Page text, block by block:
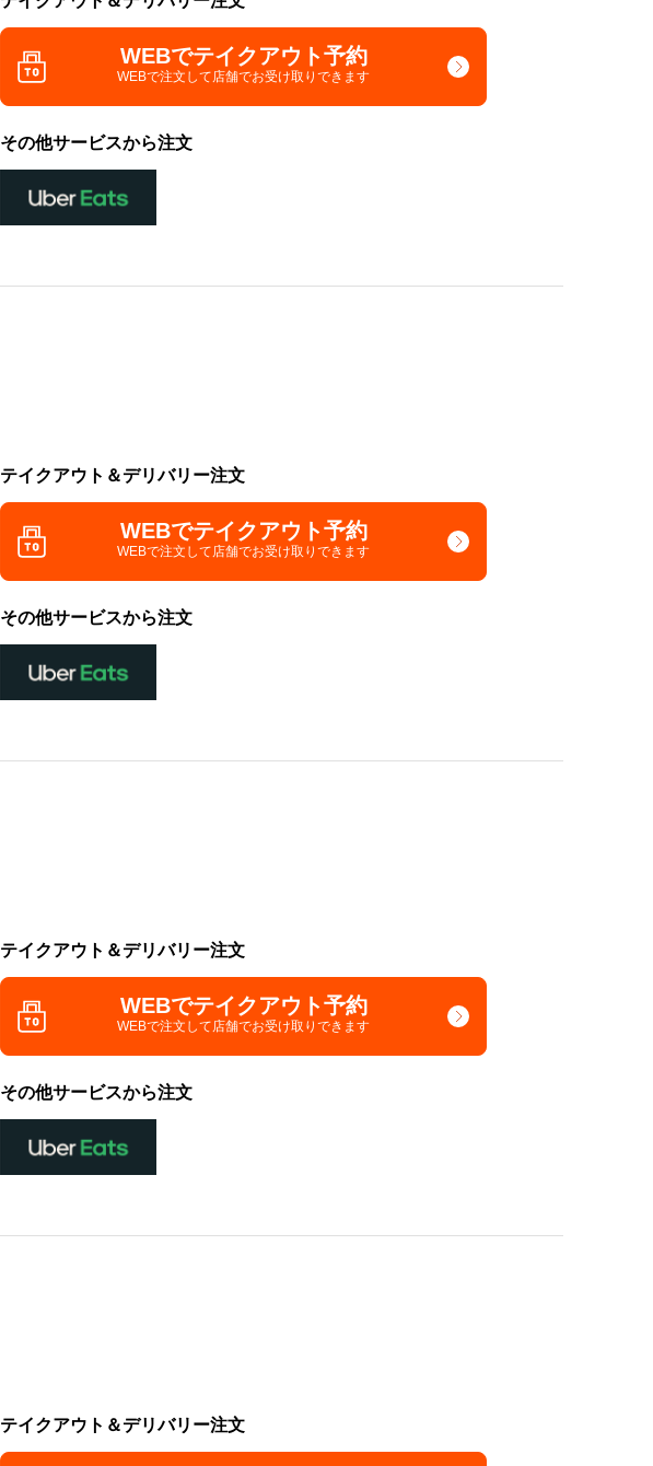
WEBでテイクアウト予約
WEBで注文して店舗でお受け取りできます
その他サービスから注文
テイクアウト＆デリバリー注文
WEBでテイクアウト予約
WEBで注文して店舗でお受け取りできます
その他サービスから注文
テイクアウト＆デリバリー注文
WEBでテイクアウト予約
WEBで注文して 店舗でお受け取りできます
その他サービスから注文
テイクアウト＆デリバリー注文